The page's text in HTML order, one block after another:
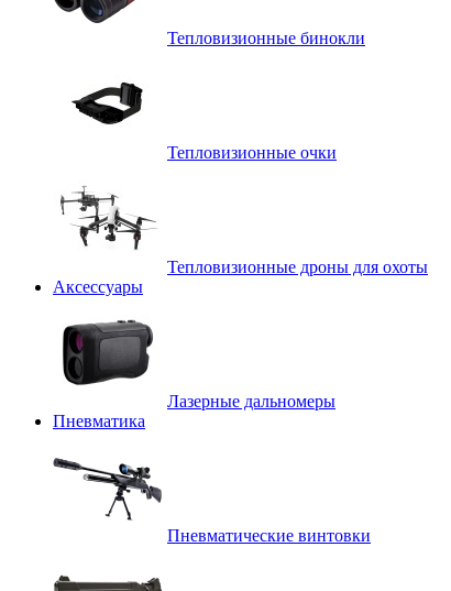
Тепловизионные бинокли
Тепловизионные очки
Тепловизионные дроны для охоты
Аксессуары
Лазерные дальномеры
Пневматика
Пневматические винтовки